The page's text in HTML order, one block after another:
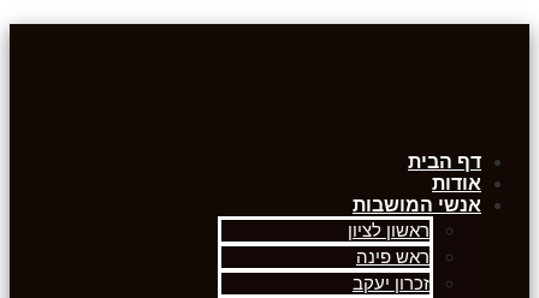
דף הבית
אודות
אנשי המושבות
ראשון לציון
ראש פינה
זכרון יעקב